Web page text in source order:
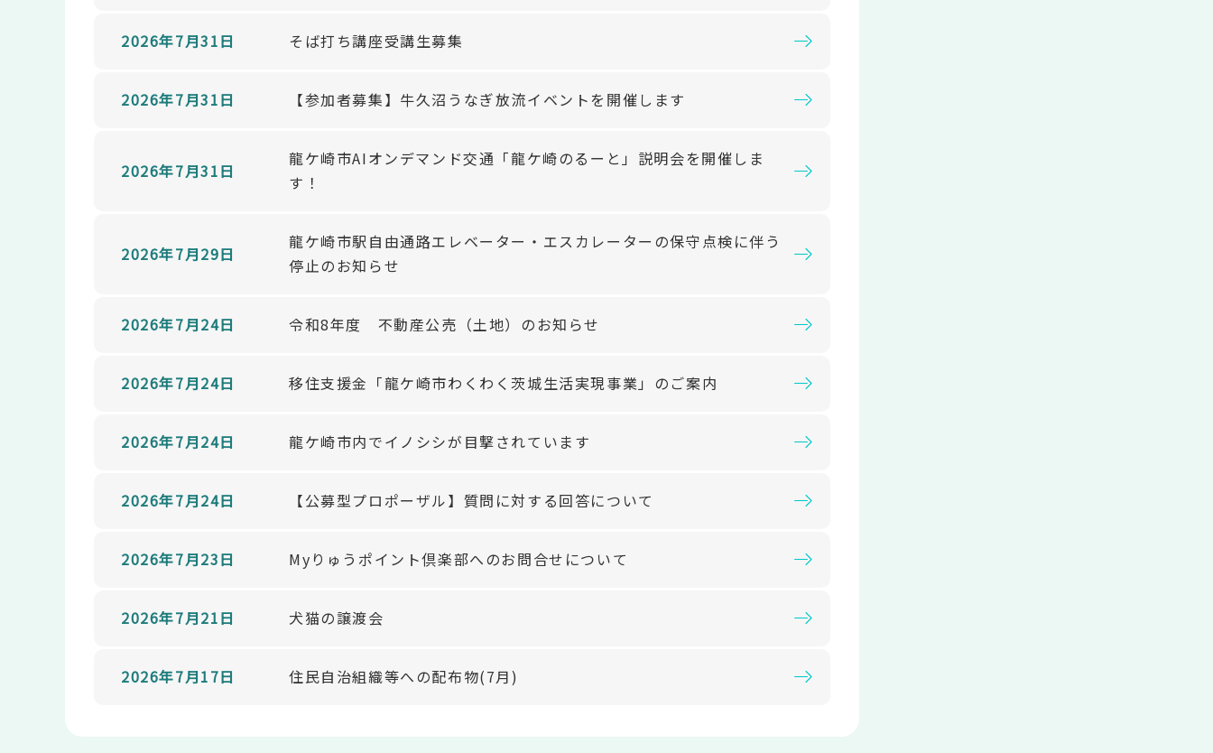
2026年7月31日 そば打ち講座受講生募集
2026年7月31日 【参加者募集】牛久沼うなぎ放流イベントを開催します
2026年7月31日
龍ケ崎市AIオンデマンド交通「龍ケ崎のるーと」説明会を開催しま
す！
2026年7月29日
龍ケ崎市駅自由通路エレベーター・エスカレーターの保守点検に伴う
停止のお知らせ
2026年7月24日 令和8年度 不動産公売（土地）のお知らせ
2026年7月24日 移住支援金「龍ケ崎市わくわく茨城生活実現事業」のご案内
2026年7月24日 龍ケ崎市内でイノシシが目撃されています
2026年7月24日 【公募型プロポーザル】質問に対する回答について
2026年7月23日 Myりゅうポイント倶楽部へのお問合せについて
2026年7月21日 犬猫の譲渡会
2026年7月17日 住民自治組織等への配布物(7月)